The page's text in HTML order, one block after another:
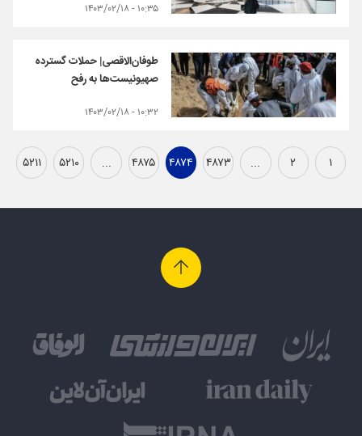
۱۰:۳۵ - ۱۴۰۳/۰۲/۱۸
طوفان‌الاقصی| حملات گسترده
صهیونیست‌ها به رفح
۱۰:۳۲ - ۱۴۰۳/۰۲/۱۸
۱ ۲ ... ۴۸۷۳ ۴۸۷۴ ۴۸۷۵ ... ۵۲۱۰ ۵۲۱۱